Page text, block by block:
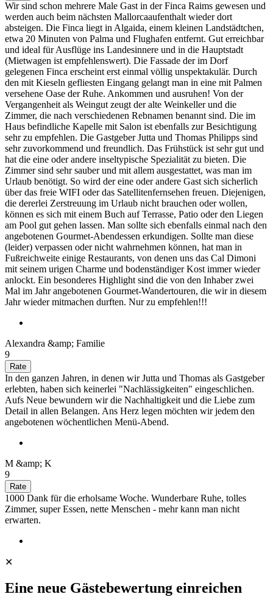
Wir sind schon mehrere Male Gast in der Finca Raims gewesen und
werden auch beim nächsten Mallorcaaufenthalt wieder dort
absteigen. Die Finca liegt in Algaida, einem kleinen Landstädtchen,
etwa 20 Minuten von Palma und Flughafen entfernt. Gut erreichbar
und ideal für Ausflüge ins Landesinnere und in die Hauptstadt
(Mietwagen ist empfehlenswert). Die Fassade der im Dorf
gelegenen Finca erscheint erst einmal völlig unspektakulär. Durch
den mit Kieseln gefliesten Eingang gelangt man in eine mit Palmen
versehene Oase der Ruhe. Ankommen und ausruhen! Von der
Vergangenheit als Weingut zeugt der alte Weinkeller und die
Zimmer, die nach verschiedenen Rebnamen benannt sind. Die im
Haus befindliche Kapelle mit Salon ist ebenfalls zur Besichtigung
sehr zu empfehlen. Die Gastgeber Jutta und Thomas Philipps sind
sehr zuvorkommend und freundlich. Das Frühstück ist sehr gut und
hat die eine oder andere inseltypische Spezialität zu bieten. Die
Zimmer sind sehr sauber und mit allem ausgestattet, was man im
Urlaub benötigt. So wird der eine oder andere Gast sich sicherlich
über das freie WIFI oder das Satellitenfernsehen freuen. Diejenigen,
die dererlei Zerstreuung im Urlaub nicht brauchen oder wollen,
können es sich mit einem Buch auf Terrasse, Patio oder den Liegen
am Pool gut gehen lassen. Man sollte sich ebenfalls einmal nach den
angebotenen Gourmet-Abendessen erkundigen. Sollte man diese
(leider) verpassen oder nicht wahrnehmen können, hat man in
Fußreichweite einige Restaurants, von denen uns das Cal Dimoni
mit seinem urigen Charme und bodenständiger Kost immer wieder
anlockt. Ein besonderes Highlight sind die von den Inhaber zwei
Mal im Jahr angebotenen Gourmet-Wandertouren, die wir in diesem
Jahr wieder mitmachen durften. Nur zu empfehlen!!!
Alexandra &amp; Familie
9
In den ganzen Jahren, in denen wir Jutta und Thomas als Gastgeber
erlebten, haben sich keinerlei "Nachlässigkeiten" eingeschlichen.
Aufs Neue bewundern wir die Nachhaltigkeit und die Liebe zum
Detail in allen Belangen. Ans Herz legen möchten wir jedem den
angebotenen wöchentlichen Menü-Abend.
M &amp; K
9
1000 Dank für die erholsame Woche. Wunderbare Ruhe, tolles
Zimmer, super Essen, nette Menschen - mehr kann man nicht
erwarten.
✕
Eine neue Gästebewertung einreichen